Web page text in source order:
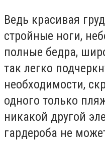
Ведь красивая
стройные ноги,
полные бедра,
так легко
необходимости,
одного только
никакой другой
гардероба не